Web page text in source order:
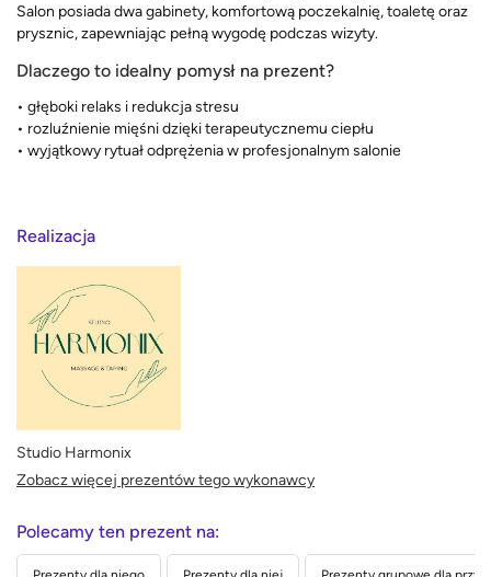
Salon posiada dwa gabinety, komfortową poczekalnię, toaletę oraz
prysznic, zapewniając pełną wygodę podczas wizyty.
Dlaczego to idealny pomysł na prezent?
• głęboki relaks i redukcja stresu
• rozluźnienie mięśni dzięki terapeutycznemu ciepłu
• wyjątkowy rytuał odprężenia w profesjonalnym salonie
Realizacja
Studio Harmonix
Zobacz więcej prezentów tego wykonawcy
Polecamy ten prezent na: